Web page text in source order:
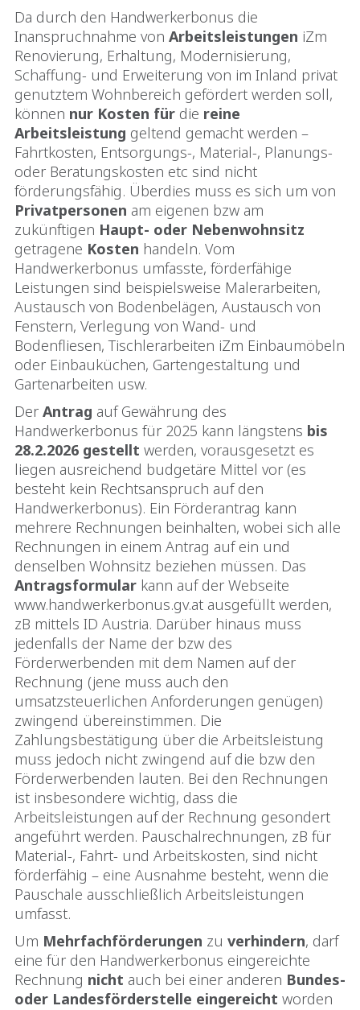
Da durch den Handwerkerbonus die
Inanspruchnahme von Arbeitsleistungen iZm
Renovierung, Erhaltung, Modernisierung,
Schaffung- und Erweiterung von im Inland privat
genutztem Wohnbereich gefördert werden soll,
können nur Kosten für die reine
Arbeitsleistung geltend gemacht werden –
Fahrtkosten, Entsorgungs-, Material-, Planungs-
oder Beratungskosten etc sind nicht
förderungsfähig. Überdies muss es sich um von
Privatpersonen am eigenen bzw am
zukünftigen Haupt- oder Nebenwohnsitz
getragene Kosten handeln. Vom
Handwerkerbonus umfasste, förderfähige
Leistungen sind beispielsweise Malerarbeiten,
Austausch von Bodenbelägen, Austausch von
Fenstern, Verlegung von Wand- und
Bodenfliesen, Tischlerarbeiten iZm Einbaumöbeln
oder Einbauküchen, Gartengestaltung und
Gartenarbeiten usw.
Der Antrag auf Gewährung des
Handwerkerbonus für 2025 kann längstens bis
28.2.2026 gestellt werden, vorausgesetzt es
liegen ausreichend budgetäre Mittel vor (es
besteht kein Rechtsanspruch auf den
Handwerkerbonus). Ein Förderantrag kann
mehrere Rechnungen beinhalten, wobei sich alle
Rechnungen in einem Antrag auf ein und
denselben Wohnsitz beziehen müssen. Das
Antragsformular kann auf der Webseite
www.handwerkerbonus.gv.at ausgefüllt werden,
zB mittels ID Austria. Darüber hinaus muss
jedenfalls der Name der bzw des
Förderwerbenden mit dem Namen auf der
Rechnung (jene muss auch den
umsatzsteuerlichen Anforderungen genügen)
zwingend übereinstimmen. Die
Zahlungsbestätigung über die Arbeitsleistung
muss jedoch nicht zwingend auf die bzw den
Förderwerbenden lauten. Bei den Rechnungen
ist insbesondere wichtig, dass die
Arbeitsleistungen auf der Rechnung gesondert
angeführt werden. Pauschalrechnungen, zB für
Material-, Fahrt- und Arbeitskosten, sind nicht
förderfähig – eine Ausnahme besteht, wenn die
Pauschale ausschließlich Arbeitsleistungen
umfasst.
Um Mehrfachförderungen zu verhindern, darf
eine für den Handwerkerbonus eingereichte
Rechnung nicht auch bei einer anderen Bundes-
oder Landesförderstelle eingereicht worden